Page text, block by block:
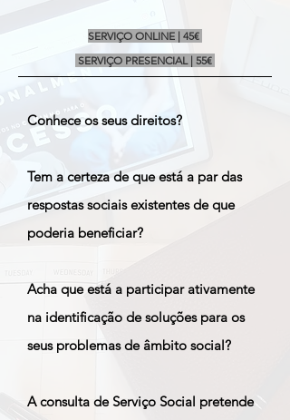
SERVIÇO ONLINE | 45€
SERVIÇO PRESENCIAL | 55€
Conhece os seus direitos?
Tem a certeza de que está a par das
respostas sociais existentes de que
poderia beneficiar?
Acha que está a participar ativamente
na identificação de soluções para os
seus problemas de âmbito social?
A consulta de Serviço Social pretende